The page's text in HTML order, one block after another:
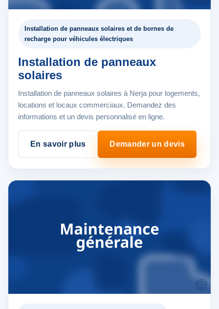
Installation de panneaux solaires et de bornes de
recharge pour véhicules électriques
Installation de panneaux
solaires
Installation de panneaux solaires à Nerja pour logements,
locations et locaux commerciaux. Demandez des
informations et un devis personnalisé en ligne.
En savoir plus Demander un devis